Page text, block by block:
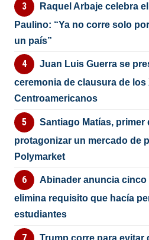
Raquel Arbaje celebra
Paulino: “Ya no corre solo
un país”
Juan Luis Guerra se
ceremonia de clausura de los
Centroamericanos
Santiago Matías, primer
protagonizar un mercado de
Polymarket
Abinader anuncia
elimina requisito que hacía
estudiantes
Trump corre para evitar